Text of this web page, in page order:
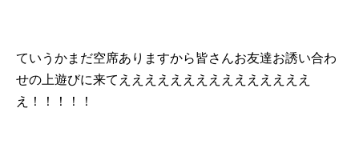
ていうかまだ空席ありますから皆さんお友達お誘い合わ
せの上遊びに来てえええええええええええええええ
え！！！！！